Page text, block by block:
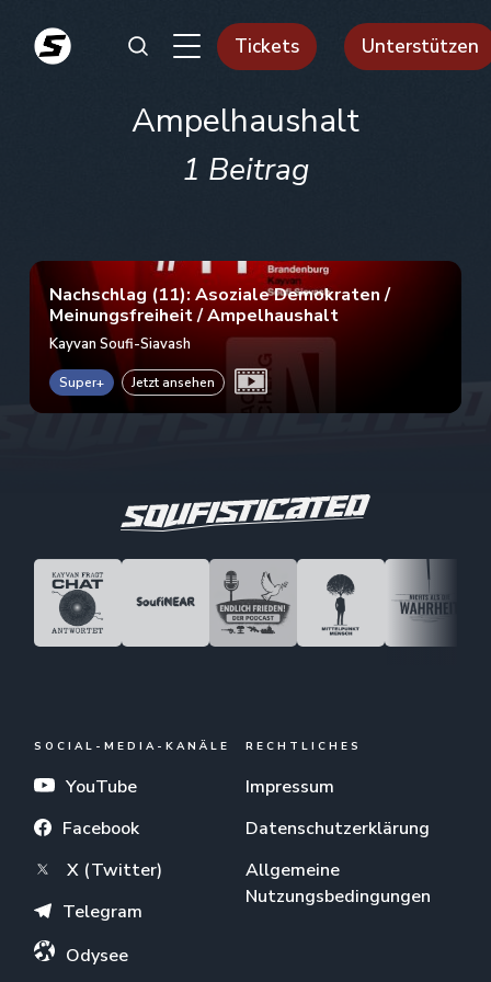
Tickets Unterstützen
Ampelhaushalt
1 Beitrag
Nachschlag (11): Asoziale Demokraten /
Meinungsfreiheit / Ampelhaushalt
Kayvan Soufi-Siavash
Super+ Jetzt ansehen
SOCIAL-MEDIA-KANÄLE
YouTube
Facebook
X (Twitter)
Telegram
Odysee
RECHTLICHES
Impressum
Datenschutzerklärung
Allgemeine
Nutzungsbedingungen